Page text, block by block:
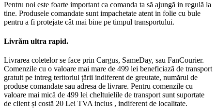
Pentru noi este foarte important ca comanda ta să ajungă in regulă la
tine. Produsele comandate sunt impachetate atent in folie cu bule
pentru a fi protejate cât mai bine pe timpul transportului.
Livrăm ultra rapid.
Livrarea coletelor se face prin Cargus, SameDay, sau FanCourier.
Comenzile cu o valoare mai mare de 499 lei beneficiază de transport
gratuit pe intreg teritoriul țării indiferent de greutate, numărul de
produse comandate sau adresa de livrare. Pentru comenzile cu
valoare mai mică de 499 lei cheltuielile de transport sunt suportate
de client și costă 20 Lei TVA inclus , indiferent de localitate.